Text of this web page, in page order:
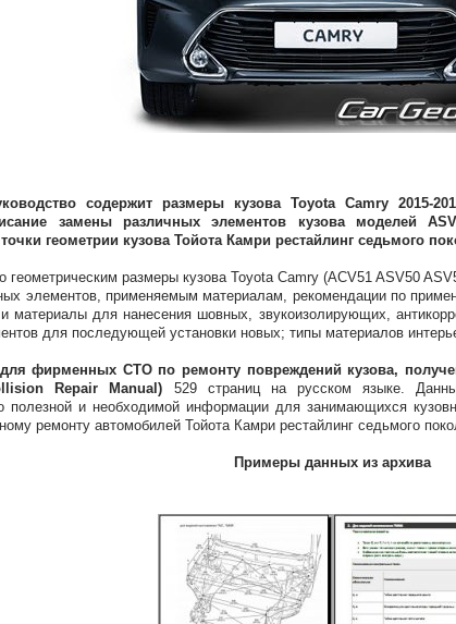
содержит размеры кузова Toyota Camry 2015-
замены различных элементов кузова моделей
геометрии кузова Тойота Камри рестайлинг седьмого
геометрическим размеры кузова Toyota Camry (ACV51 ASV50
элементов, применяемым материалам, рекомендации по
материалы для нанесения шовных, звукоизолирующих,
для последующей установки новых; типы материалов
для фирменных СТО по ремонту повреждений кузова,
Repair Manual) 529 страниц на русском языке.
полезной и необходимой информации для занимающихся
ремонту автомобилей Тойота Камри рестайлинг седьмого
Примеры данных из архива